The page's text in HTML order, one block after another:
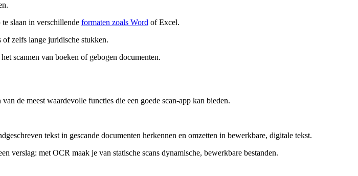
slaan in verschillende formaten zoals Word of Excel.
of zelfs lange juridische stukken.
scannen van boeken of gebogen documenten.
de meest waardevolle functies die een goede scan-app kan bieden.
tekst in gescande documenten herkennen en omzetten in bewerkbare, digitale tekst.
met OCR maak je van statische scans dynamische, bewerkbare bestanden.